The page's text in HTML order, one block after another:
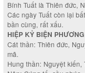
Bính Tuất là Thiên đức,
Các ngày Tuất còn lại
bần cùng, rất xấu.
HIỆP KỶ BIỆN
Cát thần: Thiên đức,
mã.
Hung thần: Nguyệt